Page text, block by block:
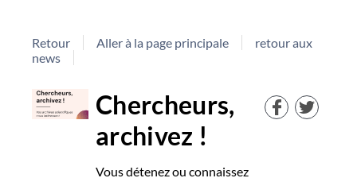
Retour Aller à la page principale
retour aux
news
Chercheurs,
archivez !
Vous détenez ou connaissez